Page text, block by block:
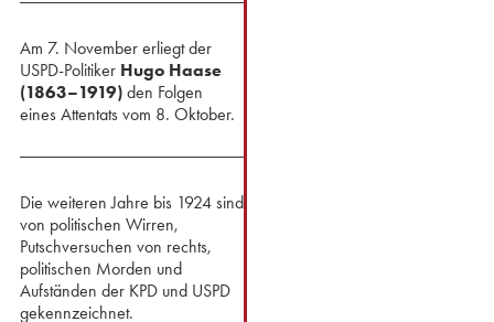
Am 7. November erliegt der
USPD-Politiker Hugo Haase
(1863–1919)den Folgen
eines Attentats vom 8. Oktober.
Die weiteren Jahre bis 1924 sind
von politischen Wirren,
Putschversuchen von rechts,
politischen Morden und
Aufständen der KPD und USPD
gekennzeichnet.